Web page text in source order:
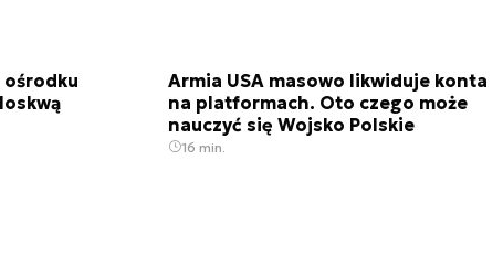
ośrodku
Armia USA masowo likwiduje konta
na platformach. Oto czego może
nauczyć się Wojsko Polskie
16 min.